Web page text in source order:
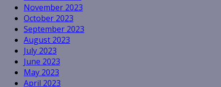
November 2023
October 2023
September 2023
August 2023
July 2023
June 2023
May 2023
April 2023